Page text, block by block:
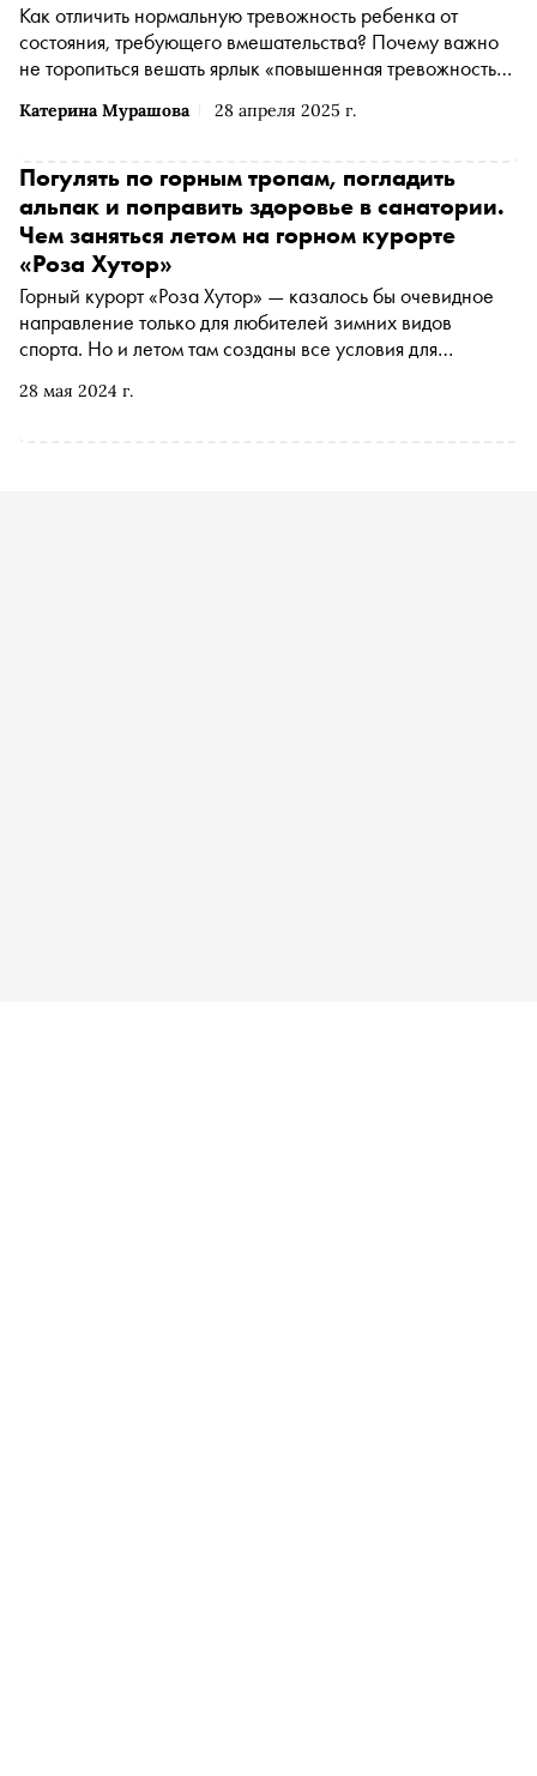
Катерина Мурашова 28 апреля 2025 г.
Как отличить нормальную тревожность ребенка от
состояния, требующего вмешательства? Почему важно
не торопиться вешать ярлык «повышенная тревожность»
с переживаниями в нестабильном мире, рассказывает
28 мая 2024 г.
Погулять по горным тропам, погладить
альпак и поправить здоровье в санатории.
Чем заняться летом на горном курорте
«Роза Хутор»
Горный курорт «Роза Хутор» — казалось бы очевидное
направление только для любителей зимних видов
спорта. Но и летом там созданы все условия для
сильной медицинской базой, экстремальные